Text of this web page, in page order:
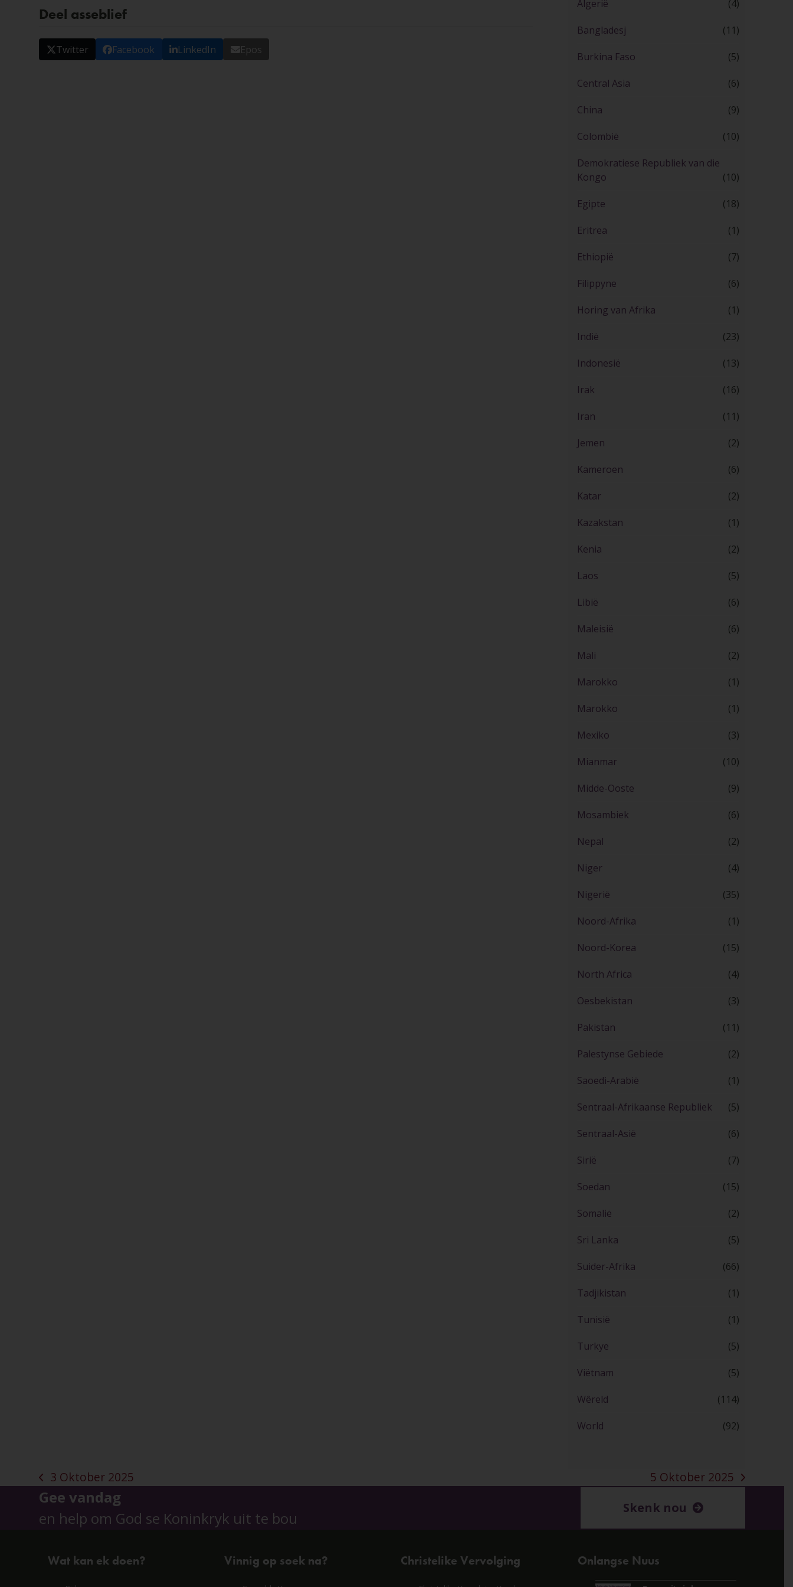
Deel asseblief
Twitter Facebook LinkedIn Epos
Algerië (4)
Bangladesj (11)
Burkina Faso (5)
Central Asia (6)
China (9)
Colombië (10)
Demokratiese Republiek van die
Kongo
(10)
Egipte (18)
Eritrea (1)
Ethiopië (7)
Filippyne (6)
Horing van Afrika (1)
Indië (23)
Indonesië (13)
Irak (16)
Iran (11)
Jemen (2)
Kameroen (6)
Katar (2)
Kazakstan (1)
Kenia (2)
Laos (5)
Libië (6)
Maleisië (6)
Mali (2)
Marokko (1)
Marokko (1)
Mexiko (3)
Mianmar (10)
Midde-Ooste (9)
Mosambiek (6)
Nepal (2)
Niger (4)
Nigerië (35)
Noord-Afrika (1)
Noord-Korea (15)
North Africa (4)
Oesbekistan (3)
Pakistan (11)
Palestynse Gebiede (2)
Saoedi-Arabië (1)
Sentraal-Afrikaanse Republiek (5)
Sentraal-Asië (6)
Sirië (7)
Soedan (15)
Somalië (2)
Sri Lanka (5)
Suider-Afrika (66)
Tadjikistan (1)
Tunisië (1)
Turkye (5)
Viëtnam (5)
Wêreld (114)
World (92)
previous
post:
3 Oktober 2025
next
post:
5 Oktober 2025
Gee vandag
en help om God se Koninkryk uit te bou
Skenk nou
Wat kan ek doen? Vinnig op soek na? Christelike Vervolging Onlangse Nuus